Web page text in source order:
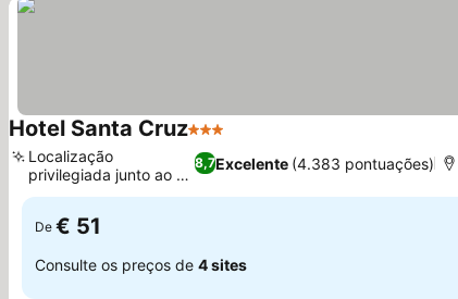
Hotel Santa Cruz3 Estrelas
8,7Excelente (4.383 pontuações)
Localização
privilegiada junto ao rio
Sella
De € 51
Consulte os preços de 4 sites